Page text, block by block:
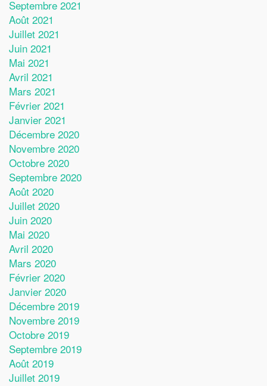
Septembre 2021
Août 2021
Juillet 2021
Juin 2021
Mai 2021
Avril 2021
Mars 2021
Février 2021
Janvier 2021
Décembre 2020
Novembre 2020
Octobre 2020
Septembre 2020
Août 2020
Juillet 2020
Juin 2020
Mai 2020
Avril 2020
Mars 2020
Février 2020
Janvier 2020
Décembre 2019
Novembre 2019
Octobre 2019
Septembre 2019
Août 2019
Juillet 2019